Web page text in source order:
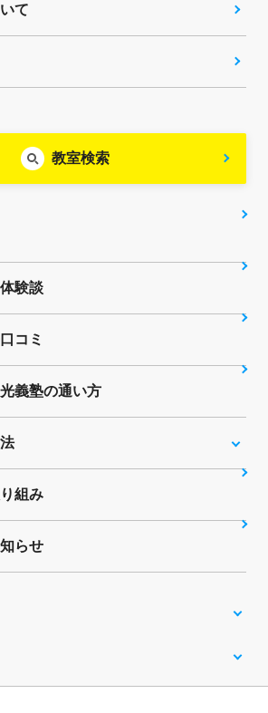
て
教室検索
験談
コミ
義塾の通い方
組み
らせ